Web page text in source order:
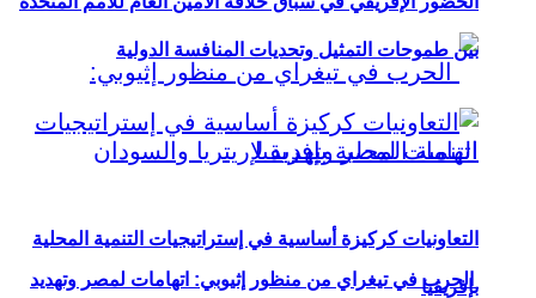
الحرب في تيغراي من منظور إثيوبي: اتهامات لمصر وتهديد
بين طموحات التمثيل وتحديات المنافسة الدولية
التعاونيات كركيزة أساسية في إستراتيجيات التنمية المحلية
بإفريقيا